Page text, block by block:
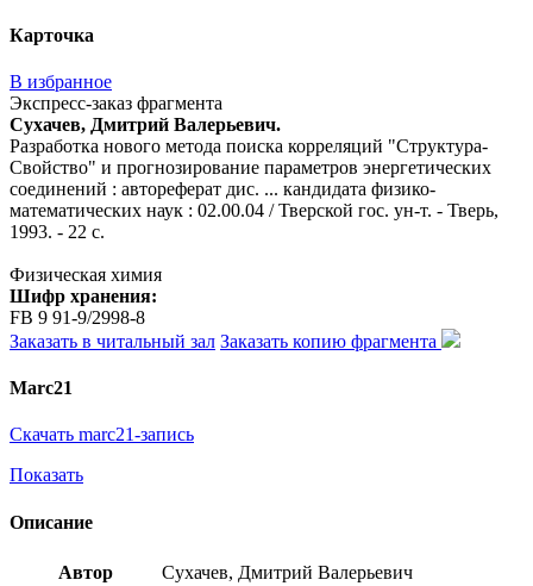
Карточка
В избранное
Экспресс-заказ фрагмента
Сухачев, Дмитрий Валерьевич.
Разработка нового метода поиска корреляций "Структура-
Свойство" и прогнозирование параметров энергетических
соединений : автореферат дис. ... кандидата физико-
математических наук : 02.00.04 / Тверской гос. ун-т. - Тверь,
1993. - 22 с.
Физическая химия
Шифр хранения:
FB 9 91-9/2998-8
Заказать в читальный зал Заказать копию фрагмента
Marc21
Скачать marc21-запись
Показать
Описание
Автор Сухачев, Дмитрий Валерьевич